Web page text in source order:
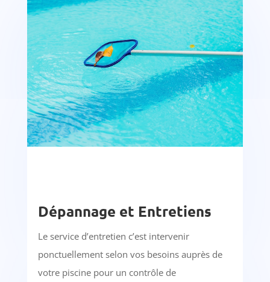
Dépannage et Entretiens
Le service d’entretien c’est intervenir
ponctuellement selon vos besoins auprès de
votre piscine pour un contrôle de